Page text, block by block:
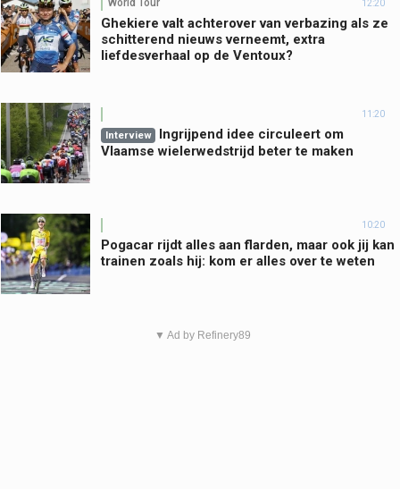
World Tour 12:20
Ghekiere valt achterover van verbazing als ze
schitterend nieuws verneemt, extra
liefdesverhaal op de Ventoux?
11:20
Interview
Ingrijpend idee circuleert om
Vlaamse wielerwedstrijd beter te maken
10:20
Pogacar rijdt alles aan flarden, maar ook jij kan
trainen zoals hij: kom er alles over te weten
▼ Ad by Refinery89